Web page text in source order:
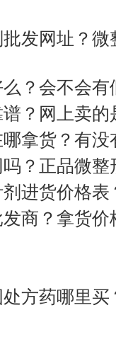
发网址？
？会不会
？网上卖
拿货？有
？正品微
进货价格
商？拿货价
方药哪里买